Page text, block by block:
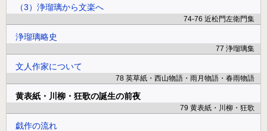
（3）浄瑠璃から文楽へ
74-76 近松門左衛門集
浄瑠璃略史
77 浄瑠璃集
文人作家について
78 英草紙・西山物語・雨月物語・春雨物語
黄表紙・川柳・狂歌の誕生の前夜
79 黄表紙・川柳・狂歌
戯作の流れ